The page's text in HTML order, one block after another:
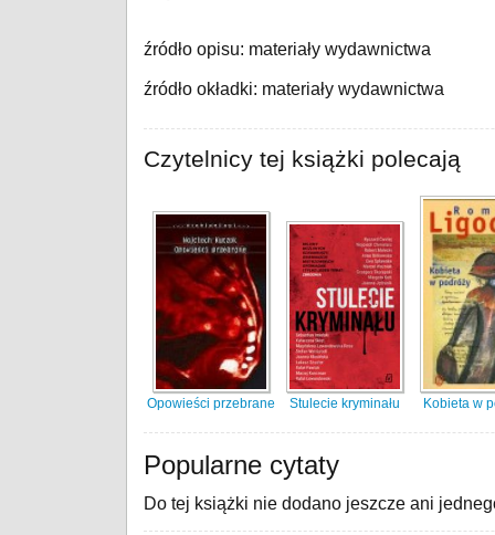
źródło opisu: materiały wydawnictwa
źródło okładki: materiały wydawnictwa
Czytelnicy tej książki polecają
Opowieści przebrane Stulecie kryminału Kobieta w
Popularne cytaty
Do tej książki nie dodano jeszcze ani